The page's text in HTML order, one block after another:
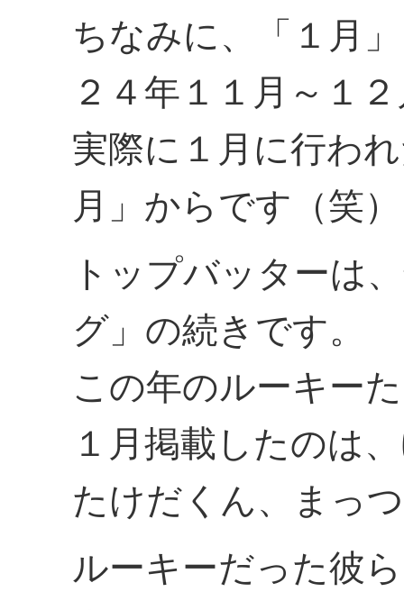
ちなみに、「１月
２４年１１月～１
実際に１月に行わ
月」からです（笑）
トップバッターは
グ」の続きです。
この年のルーキー
１月掲載したのは
たけだくん、まっ
ルーキーだった彼